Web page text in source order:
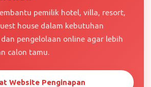
pemilik hotel, villa, resort,
house dalam kebutuhan
pengelolaan online agar lebih
calon tamu.
Website Penginapan